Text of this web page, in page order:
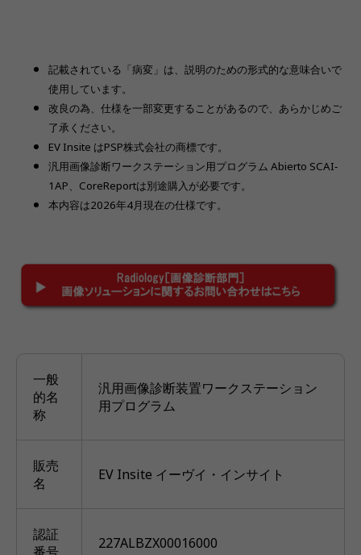
記載されている「病変」は、説明のための形式的な意味合いで
使用しています。
改良の為、仕様を一部変更することがあるので、あらかじめご
了承ください。
EV Insite はPSP株式会社の商標です。
汎用画像診断ワークステーション用プログラム Abierto SCAI‐
1AP、CoreReportは別途購入が必要です。
本内容は2026年4月現在の仕様です。
一般
的名
称
汎用画像診断装置ワークステーション
用プログラム
販売
名
EV Insite イーヴイ・インサイト
認証
227ALBZX00016000